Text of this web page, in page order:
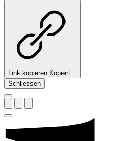
Link kopieren Kopiert…
Schliessen